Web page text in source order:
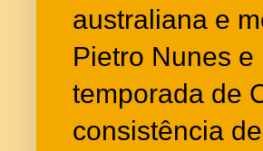
australiana e
Pietro Nunes
temporada de
consistência